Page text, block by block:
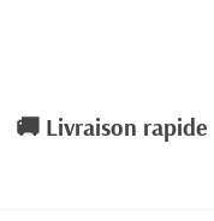
🚚 Livraison rapide